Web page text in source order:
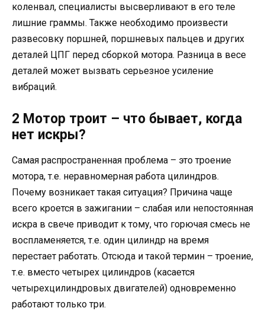
коленвал, специалисты высверливают в его теле
лишние граммы. Также необходимо произвести
развесовку поршней, поршневых пальцев и других
деталей ЦПГ перед сборкой мотора. Разница в весе
деталей может вызвать серьезное усиление
вибраций.
2 Мотор троит – что бывает, когда
нет искры?
Самая распространенная проблема – это троение
мотора, т.е. неравномерная работа цилиндров.
Почему возникает такая ситуация? Причина чаще
всего кроется в зажигании – слабая или непостоянная
искра в свече приводит к тому, что горючая смесь не
воспламеняется, т.е. один цилиндр на время
перестает работать. Отсюда и такой термин – троение,
т.е. вместо четырех цилиндров (касается
четырехцилиндровых двигателей) одновременно
работают только три.